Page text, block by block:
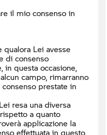
il mio consenso in
qualora Lei avesse
di consenso
in questa occasione,
campo, rimarranno
prestate in
resa una diversa
a quanto
applicazione la
effettuata in questo